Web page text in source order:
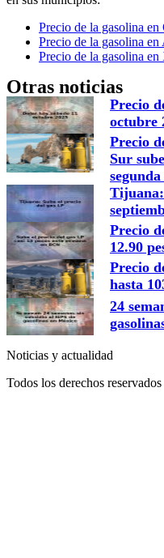
Precio de la gasolina
Precio de la gasolina
Precio de la gasolina
Otras noticias
Precio
octubre
Precio
Sur
Tijuana:
Precio
12.90
Precio
hasta
24
Noticias y actualidad
Todos los derechos reservados